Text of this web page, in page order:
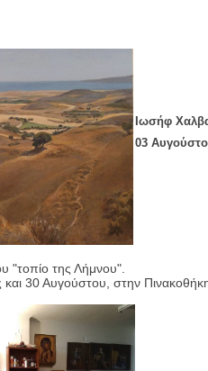
Ιωσήφ
03
"τοπίο της Λήμνου".
30 Αυγούστου, στην